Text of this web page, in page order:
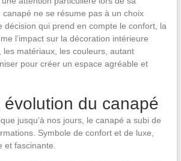
ne se résume pas à un choix
décision qui prend en compte le confort, la
l’impact sur la décoration intérieure
les matériaux, les couleurs, autant
pour créer un espace agréable et
évolution du canapé
jusqu’à nos jours, le canapé a subi de
Symbole de confort et de luxe,
et fascinante.